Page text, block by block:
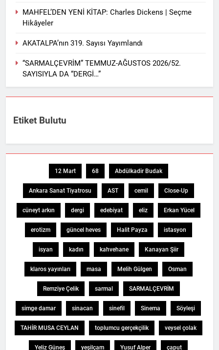
MAHFEL’DEN YENİ KİTAP: Charles Dickens | Seçme
Hikâyeler
AKATALPA’nın 319. Sayısı Yayımlandı
“SARMALÇEVRİM” TEMMUZ-AĞUSTOS 2026/52.
SAYISIYLA DA “DERGİ…”
Etiket Bulutu
12 Mart 68 Abdülkadir Budak
Ankara Sanat Tiyatrosu AST cemil Close-Up
cüneyt arkın dergi edebiyat eliz Erkan Yücel
erotizm güncel heves Halit Payza istasyon
isyan kadın kahvehane Kanayan Şiir
klaros yayınları masa Melih Gülgen Osman
Remziye Çelik sarmal SARMALÇEVRİM
simge damar sinacan sinefil Sinema Söyleşi
TAHİR MUSA CEYLAN toplumcu gerçekçilik veysel çolak
Yeliz Güneş yeşilçam Yusuf Alper çaput